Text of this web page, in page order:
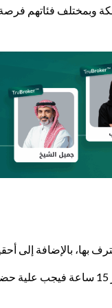
وبمختلف فئاتهم
بها، بالإضافة إلى
أن يكون حاصلاً على شهادة البكالوريوس من أحد كليات العلوم